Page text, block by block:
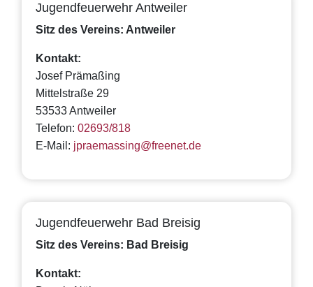
Jugendfeuerwehr Antweiler
Sitz des Vereins: Antweiler
Kontakt:
Josef Prämaßing
Mittelstraße 29
53533 Antweiler
Telefon: 02693/818
E-Mail: jpraemassing@freenet.de
Jugendfeuerwehr Bad Breisig
Sitz des Vereins: Bad Breisig
Kontakt: